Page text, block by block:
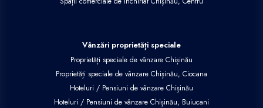
Vânzări proprietăți speciale
Proprietăți speciale de vânzare Chișinău
Proprietăți speciale de vânzare Chișinău, Ciocana
Hoteluri / Pensiuni de vânzare Chișinău
Hoteluri / Pensiuni de vânzare Chișinău, Buiucani